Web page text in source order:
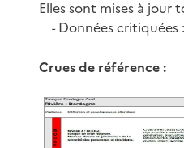
Elles sont mises à jour
-Données critiquées :
Crues de référence :